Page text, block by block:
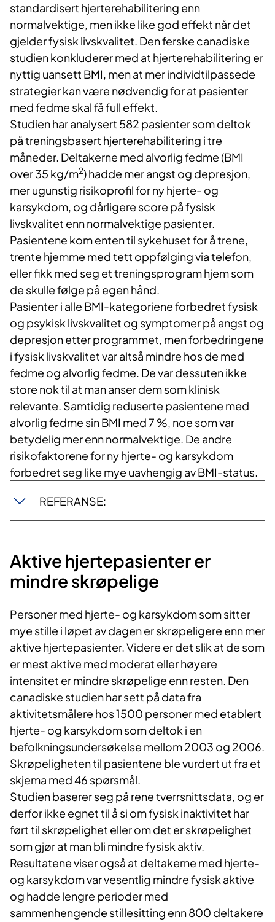
standardisert hjerterehabilitering enn
normalvektige, men ikke like god effekt når det
gjelder fysisk livskvalitet. Den ferske canadiske
studien konkluderer med at hjerterehabilitering er
nyttig uansett BMI, men at mer individtilpassede
strategier kan være nødvendig for at pasienter
med fedme skal få full effekt.
Studien har analysert 582 pasienter som deltok
på treningsbasert hjerterehabilitering i tre
måneder. Deltakerne med alvorlig fedme (BMI
over 35 kg/m2) hadde mer angst og depresjon,
mer ugunstig risikoprofil for ny hjerte- og
karsykdom, og dårligere score på fysisk
livskvalitet enn normalvektige pasienter.
Pasientene kom enten til sykehuset for å trene,
trente hjemme med tett oppfølging via telefon,
eller fikk med seg et treningsprogram hjem som
de skulle følge på egen hånd.
Pasienter i alle BMI-kategoriene forbedret fysisk
og psykisk livskvalitet og symptomer på angst og
depresjon etter programmet, men forbedringene
i fysisk livskvalitet var altså mindre hos de med
fedme og alvorlig fedme. De var dessuten ikke
store nok til at man anser dem som klinisk
relevante. Samtidig reduserte pasientene med
alvorlig fedme sin BMI med 7 %, noe som var
betydelig mer enn normalvektige. De andre
risikofaktorene for ny hjerte- og karsykdom
forbedret seg like mye uavhengig av BMI-status.
REFERANSE:
Aktive hjertepasienter er
mindre skrøpelige
Personer med hjerte- og karsykdom som sitter
mye stille i løpet av dagen er skrøpeligere enn mer
aktive hjertepasienter. Videre er det slik at de som
er mest aktive med moderat eller høyere
intensitet er mindre skrøpelige enn resten. Den
canadiske studien har sett på data fra
aktivitetsmålere hos 1500 personer med etablert
hjerte- og karsykdom som deltok i en
befolkningsundersøkelse mellom 2003 og 2006.
Skrøpeligheten til pasientene ble vurdert ut fra et
skjema med 46 spørsmål.
Studien baserer seg på rene tverrsnittsdata, og er
derfor ikke egnet til å si om fysisk inaktivitet har
ført til skrøpelighet eller om det er skrøpelighet
som gjør at man bli mindre fysisk aktiv.
Resultatene viser også at deltakerne med hjerte-
og karsykdom var vesentlig mindre fysisk aktive
og hadde lengre perioder med
sammenhengende stillesitting enn 800 deltakere